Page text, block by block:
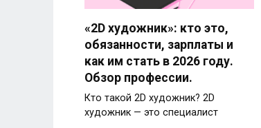
«2D художник»: кто это,
обязанности, зарплаты и
как им стать в 2026 году.
Обзор профессии.
Кто такой 2D художник? 2D
художник — это специалист